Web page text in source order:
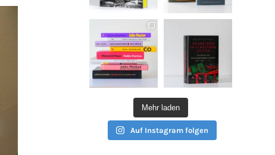
Mehr laden
Auf Instagram folgen